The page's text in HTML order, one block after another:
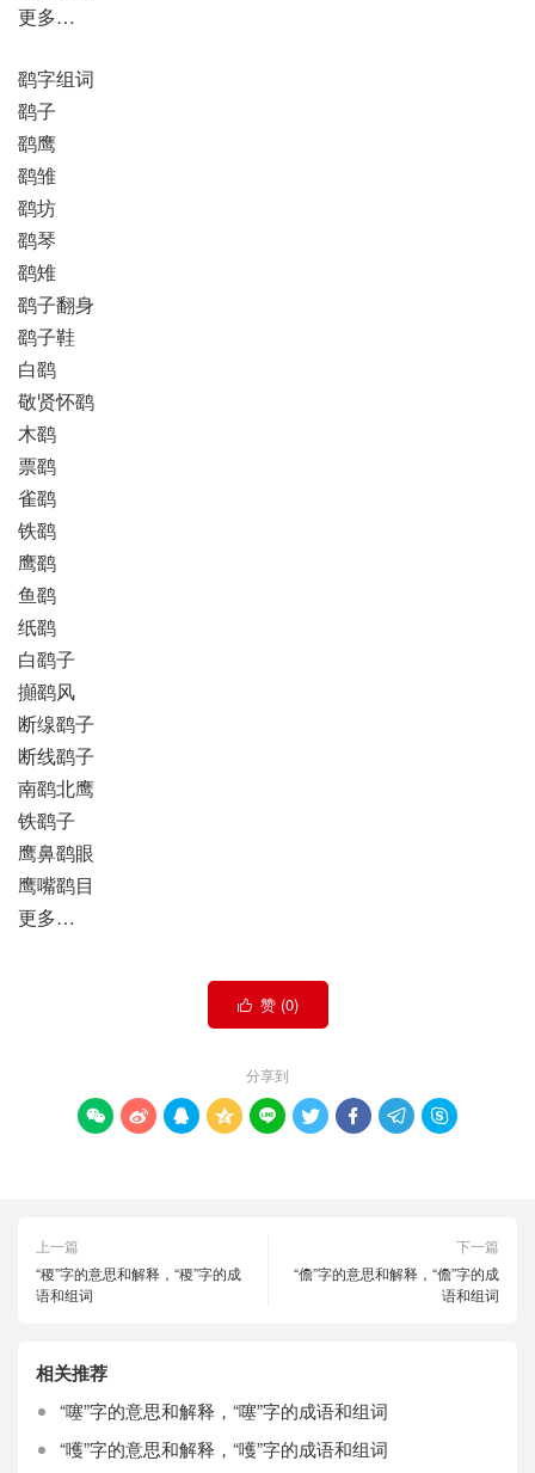
更多…
鹞字组词
鹞子
鹞鹰
鹞雏
鹞坊
鹞琴
鹞雉
鹞子翻身
鹞子鞋
白鹞
敬贤怀鹞
木鹞
票鹞
雀鹞
铁鹞
鹰鹞
鱼鹞
纸鹞
白鹞子
攧鹞风
断缐鹞子
断线鹞子
南鹞北鹰
铁鹞子
鹰鼻鹞眼
鹰嘴鹞目
更多…
 赞 (0)
分享到
        
上一篇
“稷”字的意思和解释，“稷”字的成
语和组词
下一篇
“儋”字的意思和解释，“儋”字的成
语和组词
相关推荐
“噻”字的意思和解释，“噻”字的成语和组词
“嚄”字的意思和解释，“嚄”字的成语和组词